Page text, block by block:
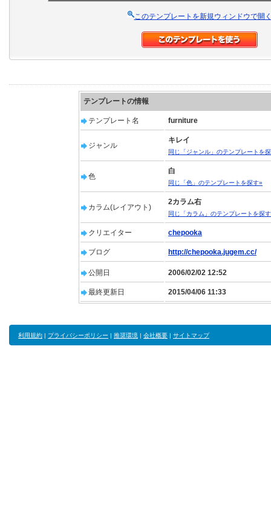
このテンプレートを新規ウィンドウで開
テンプレートの情報
テンプレート名 furniture
ジャンル
キレイ
同じ「ジャンル」のテンプレートを
色
白
同じ「色」のテンプレートを探す»
カラム(レイアウト)
2カラム右
同じ「カラム」のテンプレートを探
クリエイター chepooka
ブログ http://chepooka.jugem.cc/
公開日 2006/02/02 12:52
最終更新日 2015/04/06 11:33
利用規約 | プライバシーポリシー | 推奨環境 | 会社概要 | サイトマップ